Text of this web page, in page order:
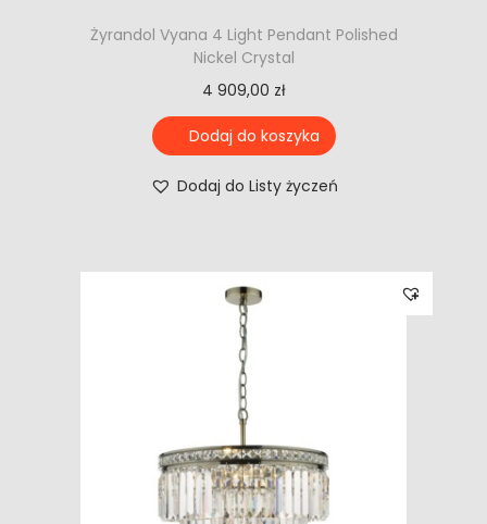
Żyrandol Vyana 4 Light Pendant Polished
Nickel Crystal
4 909,00 zł
Dodaj do koszyka
Dodaj do Listy życzeń